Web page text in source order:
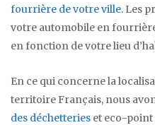
fourrière de votre ville. Les
votre automobile en
en fonction de votre lieu
En ce qui concerne la
territoire Français, nous
des déchetteries et eco-point